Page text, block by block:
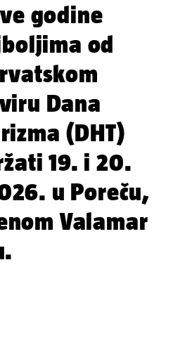
godine
od
Dana
(DHT)
19. i 20.
u Poreču,
Valamar